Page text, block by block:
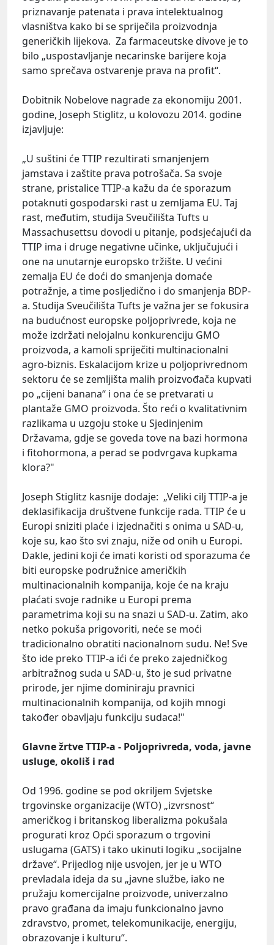
priznavanje patenata i prava intelektualnog
vlasništva kako bi se spriječila proizvodnja
generičkih lijekova. Za farmaceutske divove je to
bilo „uspostavljanje necarinske barijere koja
samo sprečava ostvarenje prava na profit“.
Dobitnik Nobelove nagrade za ekonomiju 2001.
godine, Joseph Stiglitz, u kolovozu 2014. godine
izjavljuje:
„U suštini će TTIP rezultirati smanjenjem
jamstava i zaštite prava potrošača. Sa svoje
strane, pristalice TTIP-a kažu da će sporazum
potaknuti gospodarski rast u zemljama EU. Taj
rast, međutim, studija Sveučilišta Tufts u
Massachusettsu dovodi u pitanje, podsjećajući da
TTIP ima i druge negativne učinke, uključujući i
one na unutarnje europsko tržište. U većini
zemalja EU će doći do smanjenja domaće
potražnje, a time posljedično i do smanjenja BDP-
a. Studija Sveučilišta Tufts je važna jer se fokusira
na budućnost europske poljoprivrede, koja ne
može izdržati nelojalnu konkurenciju GMO
proizvoda, a kamoli spriječiti multinacionalni
agro-biznis. Eskalacijom krize u poljoprivrednom
sektoru će se zemljišta malih proizvođača kupvati
po „cijeni banana“ i ona će se pretvarati u
plantaže GMO proizvoda. Što reći o kvalitativnim
razlikama u uzgoju stoke u Sjedinjenim
Državama, gdje se goveda tove na bazi hormona
i fitohormona, a perad se podvrgava kupkama
klora?"
Joseph Stiglitz kasnije dodaje: „Veliki cilj TTIP-a je
deklasifikacija društvene funkcije rada. TTIP će u
Europi sniziti plaće i izjednačiti s onima u SAD-u,
koje su, kao što svi znaju, niže od onih u Europi.
Dakle, jedini koji će imati koristi od sporazuma će
biti europske podružnice američkih
multinacionalnih kompanija, koje će na kraju
plaćati svoje radnike u Europi prema
parametrima koji su na snazi ​​u SAD-u. Zatim, ako
netko pokuša prigovoriti, neće se moći
tradicionalno obratiti nacionalnom sudu. Ne! Sve
što ide preko TTIP-a ići će preko zajedničkog
arbitražnog suda u SAD-u, što je sud privatne
prirode, jer njime dominiraju pravnici
multinacionalnih kompanija, od kojih mnogi
također obavljaju funkciju sudaca!"
Glavne žrtve TTIP-a - Poljoprivreda, voda, javne
usluge, okoliš i rad
Od 1996. godine se pod okriljem Svjetske
trgovinske organizacije (WTO) „izvrsnost“
američkog i britanskog liberalizma pokušala
progurati kroz Opći sporazum o trgovini
uslugama (GATS) i tako ukinuti logiku „socijalne
države“. Prijedlog nije usvojen, jer je u WTO
prevladala ideja da su „javne službe, iako ne
pružaju komercijalne proizvode, univerzalno
pravo građana da imaju funkcionalno javno
zdravstvo, promet, telekomunikacije, energiju,
obrazovanje i kulturu“.